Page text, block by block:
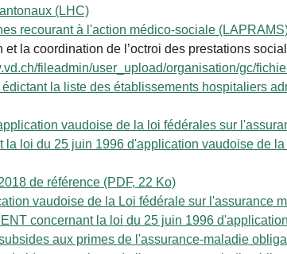
(LHC)
recourant à l'action médico-sociale
et la coordination de l’octroi des prestations
fileadmin/user_upload/organisation/gc/
la liste des établissements hospitaliers
vaudoise de la loi fédérales sur
la loi du 25 juin 1996 d'application vaudoise de
de référence (PDF, 22 Ko)
vaudoise de la Loi fédérale sur l'assurance
concernant la loi du 25 juin 1996
aux primes de l'assurance-maladie